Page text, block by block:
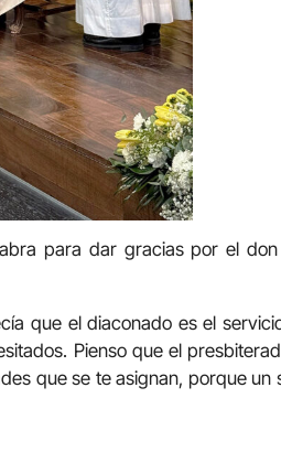
para dar gracias por el
que el diaconado es el
Pienso que el
que se te asignan, porque